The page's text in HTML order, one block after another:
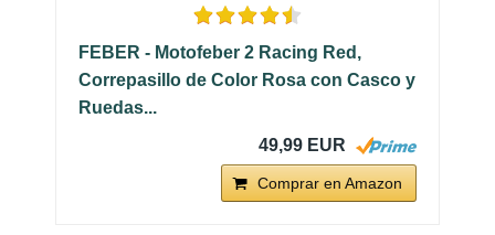
FEBER - Motofeber 2 Racing Red,
Correpasillo de Color Rosa con Casco y
Ruedas...
49,99 EUR
Comprar en Amazon